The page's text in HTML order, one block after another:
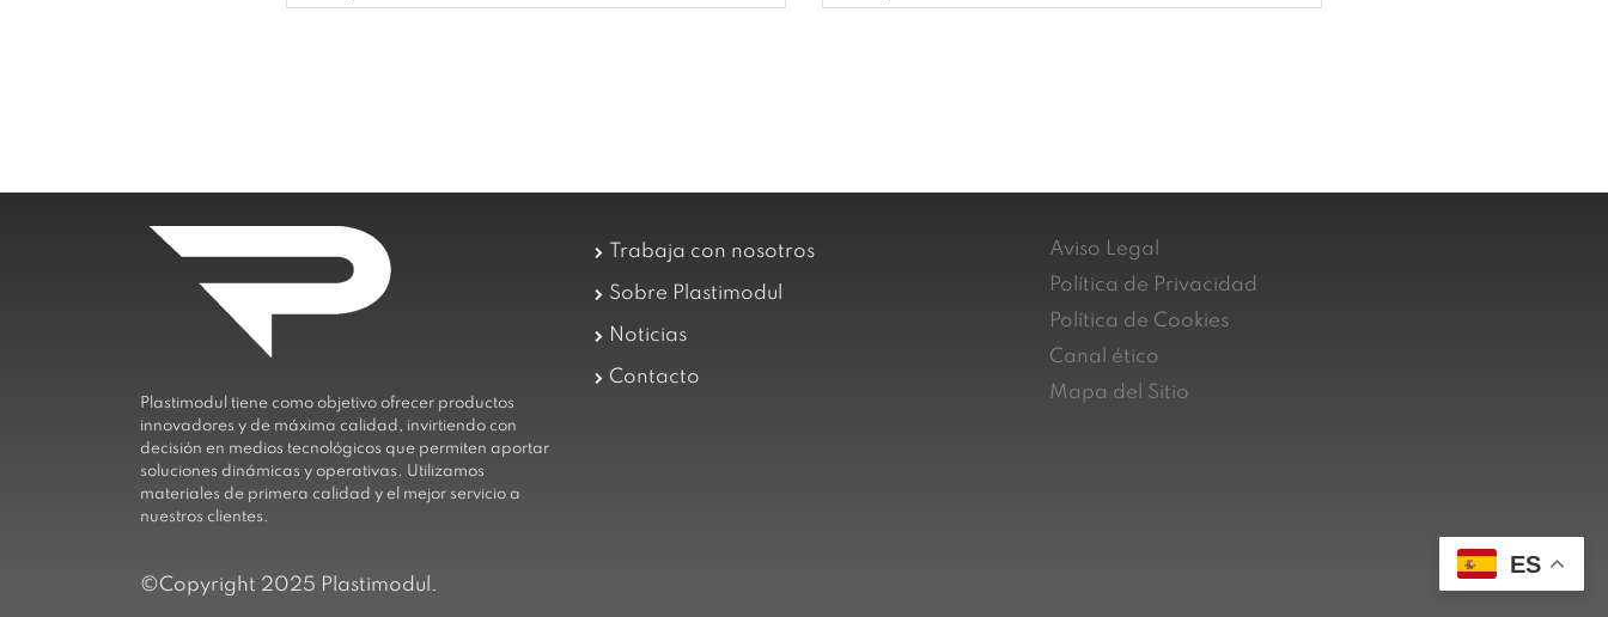
Plastimodul tiene como objetivo ofrecer productos
innovadores y de máxima calidad, invirtiendo con
decisión en medios tecnológicos que permiten aportar
soluciones dinámicas y operativas. Utilizamos
materiales de primera calidad y el mejor servicio a
nuestros clientes.
Trabaja con nosotros
Sobre Plastimodul
Noticias
Contacto
Aviso Legal
Política de Privacidad
Política de Cookies
Canal ético
Mapa del Sitio
©Copyright 2025 Plastimodul.
ES